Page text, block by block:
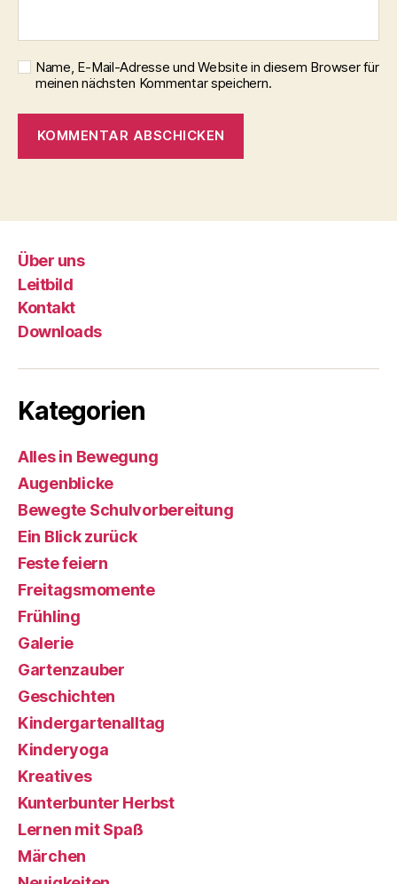
Name, E-Mail-Adresse und Website in diesem Browser für
meinen nächsten Kommentar speichern.
Über uns
Leitbild
Kontakt
Downloads
Kategorien
Alles in Bewegung
Augenblicke
Bewegte Schulvorbereitung
Ein Blick zurück
Feste feiern
Freitagsmomente
Frühling
Galerie
Gartenzauber
Geschichten
Kindergartenalltag
Kinderyoga
Kreatives
Kunterbunter Herbst
Lernen mit Spaß
Märchen